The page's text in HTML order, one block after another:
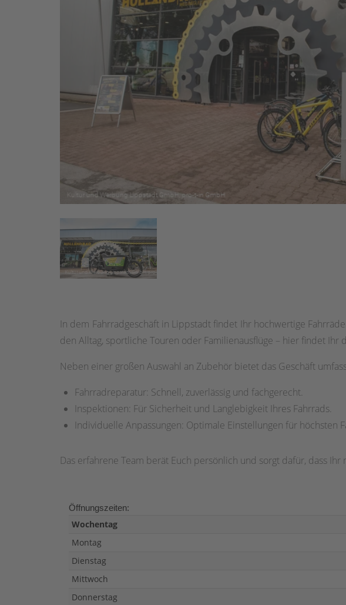
In dem Fahrradgeschäft in Lippstadt findet Ihr hochwertige
den Alltag, sportliche Touren oder Familienausflüge – hier findet Ihr
Neben einer großen Auswahl an Zubehör bietet das Geschäft
Fahrradreparatur: Schnell, zuverlässig und fachgerecht.
Inspektionen: Für Sicherheit und Langlebigkeit Ihres Fahrrads.
Individuelle Anpassungen: Optimale Einstellungen für höchsten
Das erfahrene Team berät Euch persönlich und sorgt dafür, dass
Öffnungszeiten:
Wochentag
Montag
Dienstag
Mittwoch
Donnerstag